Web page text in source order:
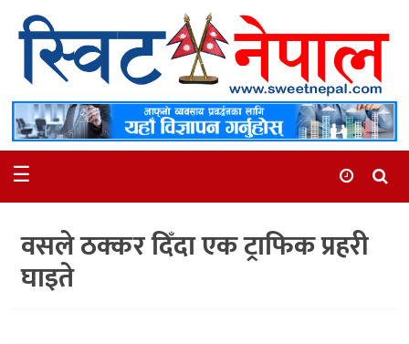
समाचार
स्थानीय
मनोरञ्जन
अन्तर्वार्ता
समाज
☰
वसले ठक्कर दिँदा एक ट्राफिक प्रहरी
घाइते